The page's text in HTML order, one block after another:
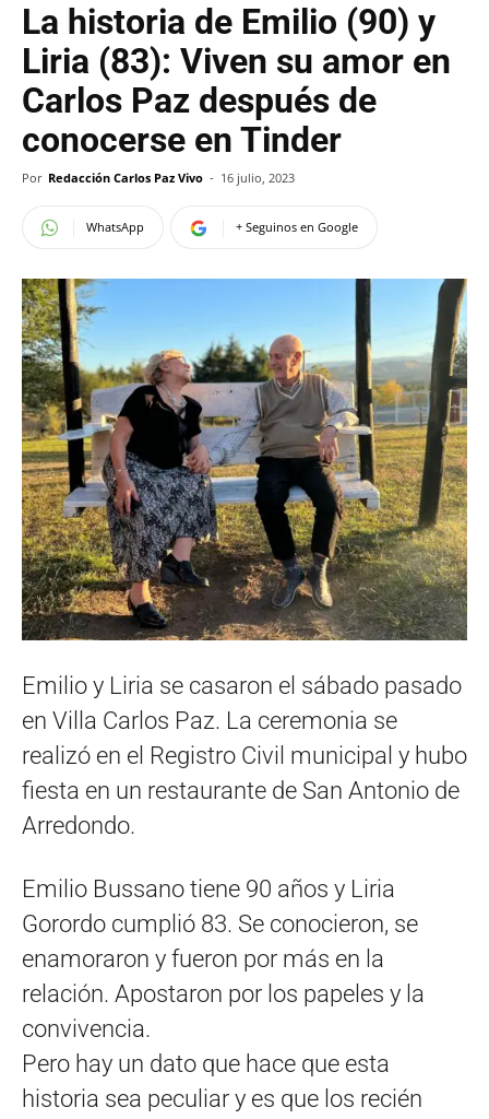
La historia de Emilio (90) y
Liria (83): Viven su amor en
Carlos Paz después de
conocerse en Tinder
Por Redacción Carlos Paz Vivo - 16 julio, 2023
WhatsApp + Seguinos en Google
Emilio y Liria se casaron el sábado pasado
en Villa Carlos Paz. La ceremonia se
realizó en el Registro Civil municipal y hubo
fiesta en un restaurante de San Antonio de
Arredondo.
Emilio Bussano tiene 90 años y Liria
Gorordo cumplió 83. Se conocieron, se
enamoraron y fueron por más en la
relación. Apostaron por los papeles y la
convivencia.
Pero hay un dato que hace que esta
historia sea peculiar y es que los recién